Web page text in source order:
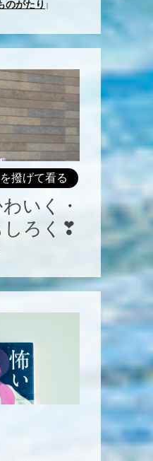
のがたり
撥げて看る
いく・
しろく❣